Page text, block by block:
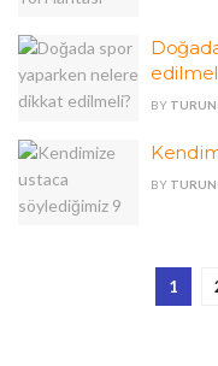
BY
BY
1